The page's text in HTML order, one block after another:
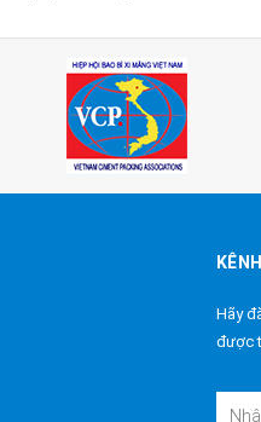
Hãy
được